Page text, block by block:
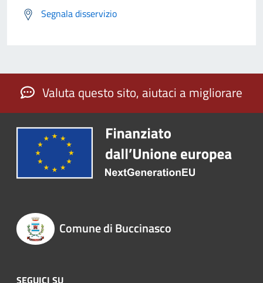
Segnala disservizio
Valuta questo sito, aiutaci a migliorare
Comune di Buccinasco
SEGUICI SU